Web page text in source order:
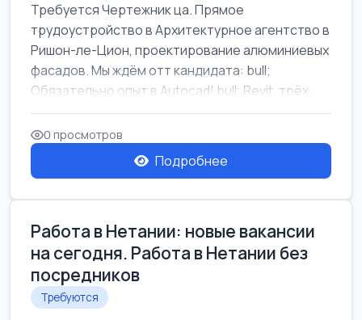
Требуется Чертежник ца. Прямое
трудоустройство в Архитектурное агентство в
Ришон-ле-Цион, проектирование алюминиевых
фасадов. Мы ждём отт кандидата: bull;
Обязательно опыт в Autocad! bull; Revit, трёх...
0 просмотров
Подробнее
Работа в Нетании: новые вакансии
на сегодня. Работа в Нетании без
посредников
Требуются